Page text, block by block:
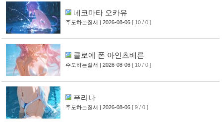
네코마타 오카유
주도하는질서 | 2026-08-06 [ 10 / 0 ]
클로에 폰 아인츠베른
주도하는질서 | 2026-08-06 [ 10 / 0 ]
푸리나
주도하는질서 | 2026-08-06 [ 9 / 0 ]